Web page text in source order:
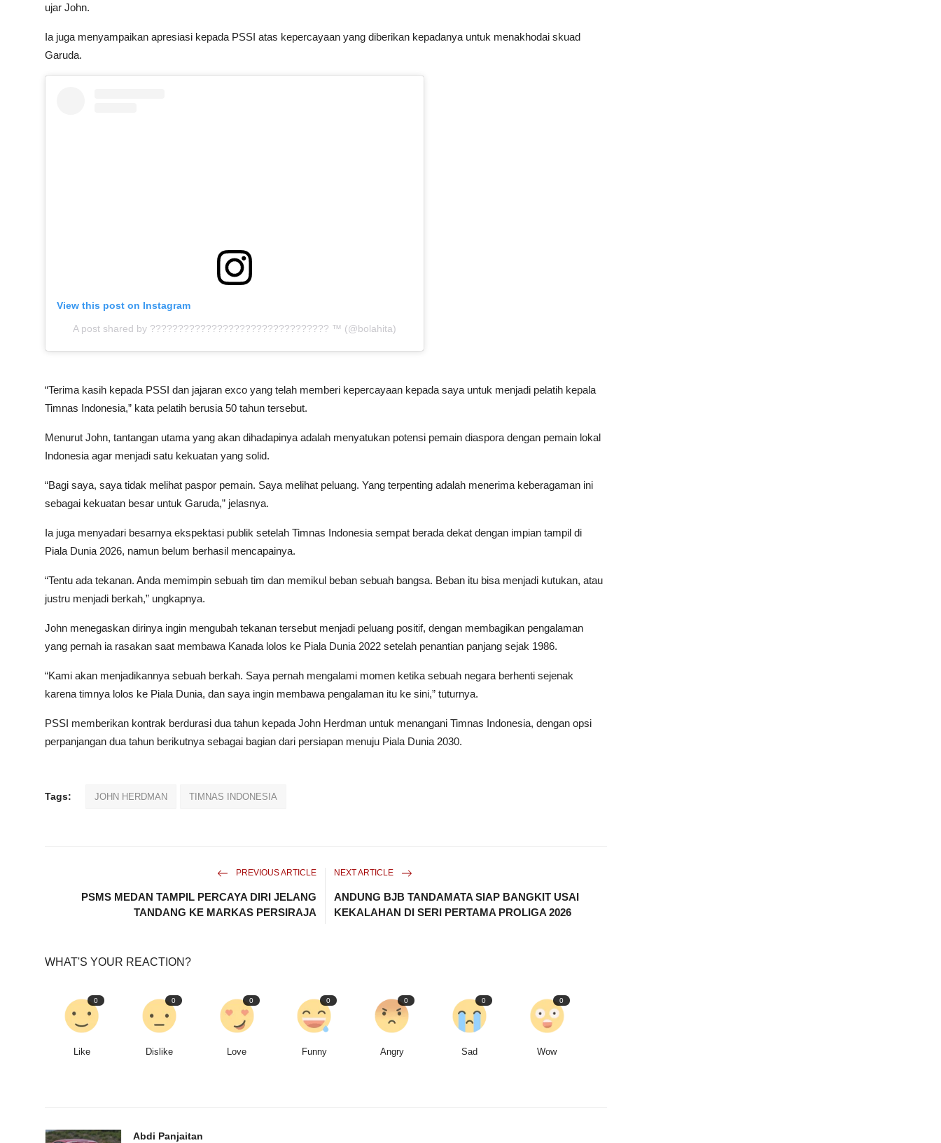
ujar John.
Ia juga menyampaikan apresiasi kepada PSSI atas kepercayaan yang diberikan kepadanya untuk menakhodai skuad
Garuda.
View this post on Instagram
A post shared by ???????????????????????????????? ™ (@bolahita)
“Terima kasih kepada PSSI dan jajaran exco yang telah memberi kepercayaan kepada saya untuk menjadi pelatih kepala
Timnas Indonesia,” kata pelatih berusia 50 tahun tersebut.
Menurut John, tantangan utama yang akan dihadapinya adalah menyatukan potensi pemain diaspora dengan pemain lokal
Indonesia agar menjadi satu kekuatan yang solid.
“Bagi saya, saya tidak melihat paspor pemain. Saya melihat peluang. Yang terpenting adalah menerima keberagaman ini
sebagai kekuatan besar untuk Garuda,” jelasnya.
Ia juga menyadari besarnya ekspektasi publik setelah Timnas Indonesia sempat berada dekat dengan impian tampil di
Piala Dunia 2026, namun belum berhasil mencapainya.
“Tentu ada tekanan. Anda memimpin sebuah tim dan memikul beban sebuah bangsa. Beban itu bisa menjadi kutukan, atau
justru menjadi berkah,” ungkapnya.
John menegaskan dirinya ingin mengubah tekanan tersebut menjadi peluang positif, dengan membagikan pengalaman
yang pernah ia rasakan saat membawa Kanada lolos ke Piala Dunia 2022 setelah penantian panjang sejak 1986.
“Kami akan menjadikannya sebuah berkah. Saya pernah mengalami momen ketika sebuah negara berhenti sejenak
karena timnya lolos ke Piala Dunia, dan saya ingin membawa pengalaman itu ke sini,” tuturnya.
PSSI memberikan kontrak berdurasi dua tahun kepada John Herdman untuk menangani Timnas Indonesia, dengan opsi
perpanjangan dua tahun berikutnya sebagai bagian dari persiapan menuju Piala Dunia 2030.
Tags: JOHN HERDMAN TIMNAS INDONESIA
PREVIOUS ARTICLE
PSMS MEDAN TAMPIL PERCAYA DIRI JELANG
TANDANG KE MARKAS PERSIRAJA
NEXT ARTICLE
ANDUNG BJB TANDAMATA SIAP BANGKIT USAI
KEKALAHAN DI SERI PERTAMA PROLIGA 2026
WHAT'S YOUR REACTION?
0
Like
0
Dislike
0
Love
0
Funny
0
Angry
0
Sad
0
Wow
Abdi Panjaitan